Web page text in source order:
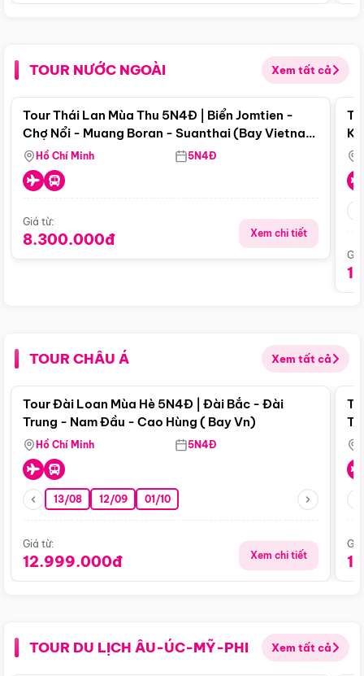
TOUR NƯỚC NGOÀI Xem tất cả
Điểm nổi bật
Tour Thái Lan Mùa Thu 5N4Đ | Biển Jomtien -
Chợ Nổi - Muang Boran - Suanthai (Bay Vietnam
Airlines)
Hồ Chí Minh 5N4Đ
Giá từ:
8.300.000đ Xem chi tiết
TOUR CHÂU Á Xem tất cả
Điểm nổi bật
Tour Đài Loan Mùa Hè 5N4Đ | Đài Bắc - Đài
Trung - Nam Đầu - Cao Hùng ( Bay Vn)
Hồ Chí Minh 5N4Đ
13/08 12/09 01/10
Giá từ:
12.999.000đ Xem chi tiết
TOUR DU LỊCH ÂU-ÚC-MỸ-PHI Xem tất cả
Điểm nổi bật